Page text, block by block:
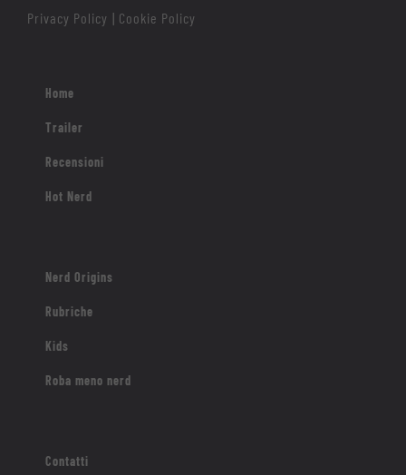
Privacy Policy | Cookie Policy
Home
Trailer
Recensioni
Hot Nerd
Nerd Origins
Rubriche
Kids
Roba meno nerd
Contatti